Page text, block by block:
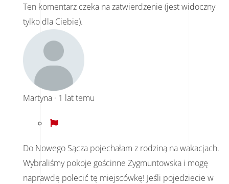
Ten komentarz czeka na zatwierdzenie (jest widoczny
tylko dla Ciebie).
Martyna · 1 lat temu
Do Nowego Sącza pojechałam z rodziną na wakacjach.
Wybraliśmy pokoje gościnne Zygmuntowska i mogę
naprawdę polecić tę miejscówkę! Jeśli pojedziecie w